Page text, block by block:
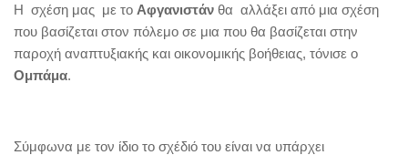
Η σχέση μας με το Αφγανιστάν θα αλλάξει από μια σχέση
που βασίζεται στον πόλεμο σε μια που θα βασίζεται στην
παροχή αναπτυξιακής και οικονομικής βοήθειας, τόνισε ο
Ομπάμα.
Σύμφωνα με τον ίδιο το σχέδιό του είναι να υπάρχει